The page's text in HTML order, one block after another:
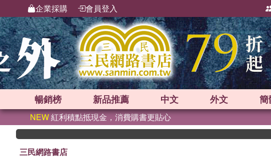
企業採購 會員登入
暢銷榜 新品推薦 中文 外文 簡
NEW紅利積點抵現金，消費購書更貼心
三民網路書店